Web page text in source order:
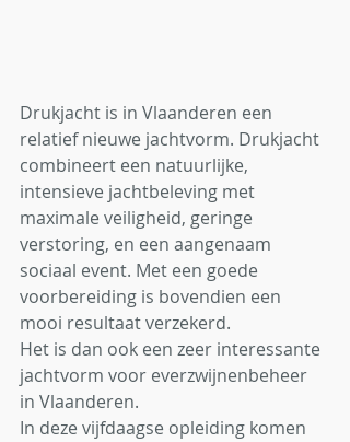
Drukjacht is in Vlaanderen een
relatief nieuwe jachtvorm. Drukjacht
combineert een natuurlijke,
intensieve jachtbeleving met
maximale veiligheid, geringe
verstoring, en een aangenaam
sociaal event. Met een goede
voorbereiding is bovendien een
mooi resultaat verzekerd.
Het is dan ook een zeer interessante
jachtvorm voor everzwijnenbeheer
in Vlaanderen.
In deze vijfdaagse opleiding komen